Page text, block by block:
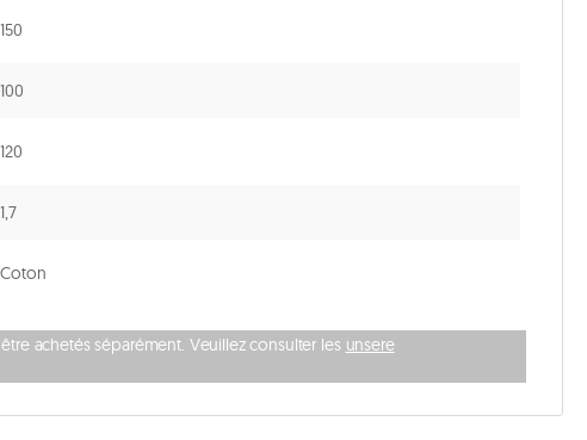
150
100
120
1,7
Coton
achetés séparément. Veuillez consulter les unsere